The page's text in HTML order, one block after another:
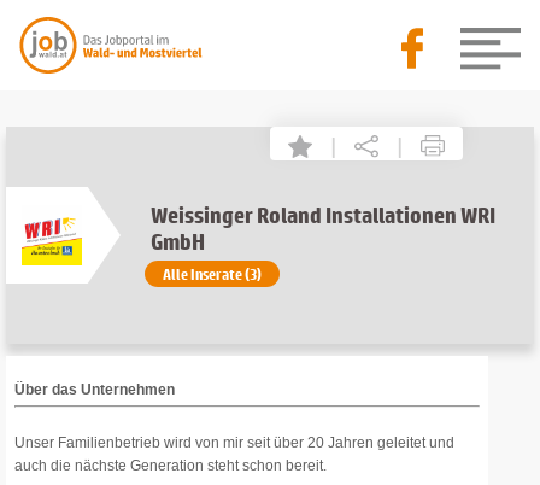
| |
Weissinger Roland Installationen WRI
GmbH
Alle Inserate (3)
Über das Unternehmen
Unser Familienbetrieb wird von mir seit über 20 Jahren geleitet und
auch die nächste Generation steht schon bereit.